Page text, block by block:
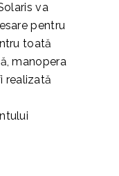
va
pentru
toată
manopera
realizată